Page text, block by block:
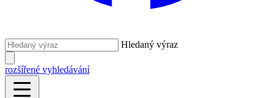
Hledaný výraz
rozšířené vyhledávání